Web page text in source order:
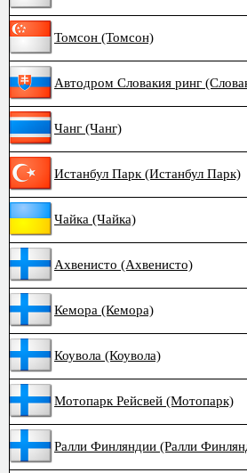
Томсон (Томсон)
Автодром Словакия ринг
Чанг (Чанг)
Истанбул Парк (Истанбул Парк)
Чайка (Чайка)
Ахвенисто (Ахвенисто)
Кемора (Кемора)
Коувола (Коувола)
Мотопарк Рейсвей (Мотопарк)
Ралли Финляндии (Ралли